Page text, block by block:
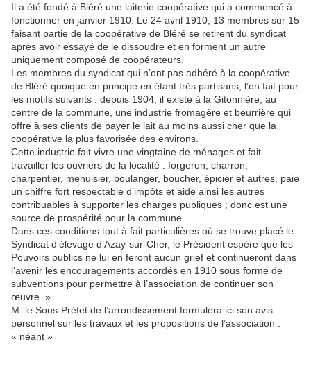
Il a été fondé à Bléré une laiterie coopérative qui a commencé à
fonctionner en janvier 1910. Le 24 avril 1910, 13 membres sur 15
faisant partie de la coopérative de Bléré se retirent du syndicat
après avoir essayé de le dissoudre et en forment un autre
uniquement composé de coopérateurs.
Les membres du syndicat qui n’ont pas adhéré à la coopérative
de Bléré quoique en principe en étant très partisans, l’on fait pour
les motifs suivants : depuis 1904, il existe à la Gitonnière, au
centre de la commune, une industrie fromagère et beurrière qui
offre à ses clients de payer le lait au moins aussi cher que la
coopérative la plus favorisée des environs.
Cette industrie fait vivre une vingtaine de ménages et fait
travailler les ouvriers de la localité : forgeron, charron,
charpentier, menuisier, boulanger, boucher, épicier et autres, paie
un chiffre fort respectable d’impôts et aide ainsi les autres
contribuables à supporter les charges publiques ; donc est une
source de prospérité pour la commune.
Dans ces conditions tout à fait particulières où se trouve placé le
Syndicat d’élevage d’Azay-sur-Cher, le Président espère que les
Pouvoirs publics ne lui en feront aucun grief et continueront dans
l’avenir les encouragements accordés en 1910 sous forme de
subventions pour permettre à l’association de continuer son
œuvre. »
M. le Sous-Préfet de l’arrondissement formulera ici son avis
personnel sur les travaux et les propositions de l’association :
« néant »